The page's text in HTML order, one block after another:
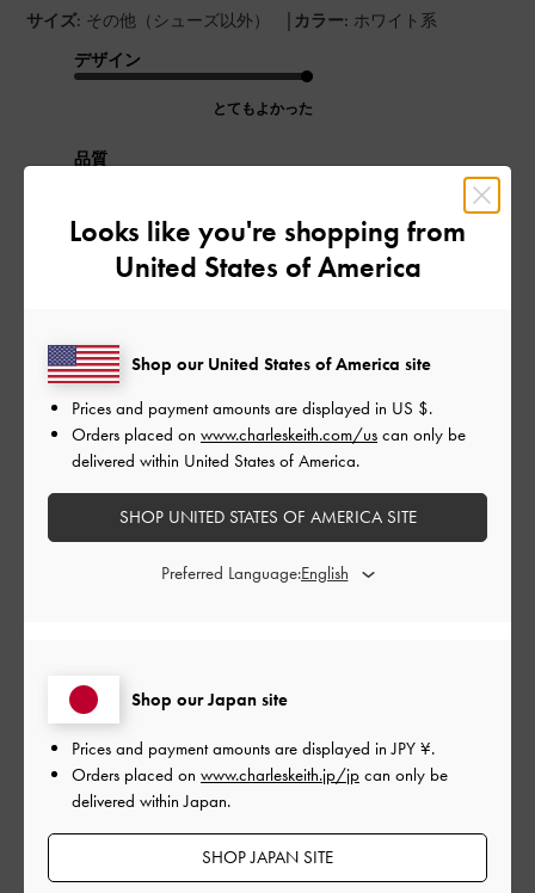
サイズ: その他（シューズ以外） | カラー: ホワイト系
デザイン
とてもよかった
品質
もっと見る
ご利用者様
かわいいです
サイズ: その他（シューズ以外） |
とてもよかった
品質
普通
Looks like you're shopping from
United States of America
Shop our Japan site
Prices and payment amounts are displayed inJPY ¥.
Orders placed on www.charleskeith.jp/jp can only be
delivered within Japan.
SHOP JAPAN SITE
Shop our United States of America site
Prices and payment amounts are displayed in US $.
Orders placed on www.charleskeith.com/us can only be
delivered within United States of America.
SHOP UNITED STATES OF AMERICA SITE
Preferred Language: